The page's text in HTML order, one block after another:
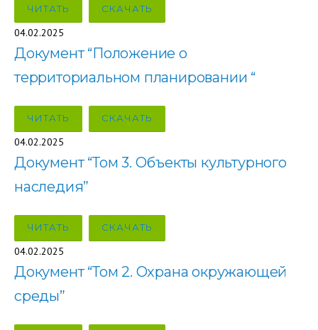
ЧИТАТЬ СКАЧАТЬ
04.02.2025
Документ “Положение о
территориальном планировании “
ЧИТАТЬ СКАЧАТЬ
04.02.2025
Документ “Том 3. Объекты культурного
наследия”
ЧИТАТЬ СКАЧАТЬ
04.02.2025
Документ “Том 2. Охрана окружающей
среды”